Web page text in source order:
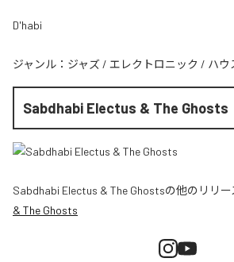
D'habi
ジャンル： ジャズ / エレクトロニック / ハウ
Sabdhabi Electus & The Ghosts
Sabdhabi Electus & The Ghostsの他のリリー
& The Ghosts